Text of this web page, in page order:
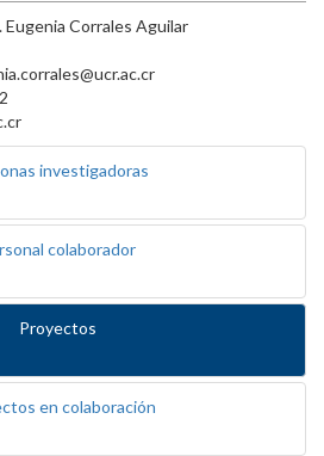
Eugenia Corrales Aguilar
investigadoras
colaborador
Proyectos
en colaboración